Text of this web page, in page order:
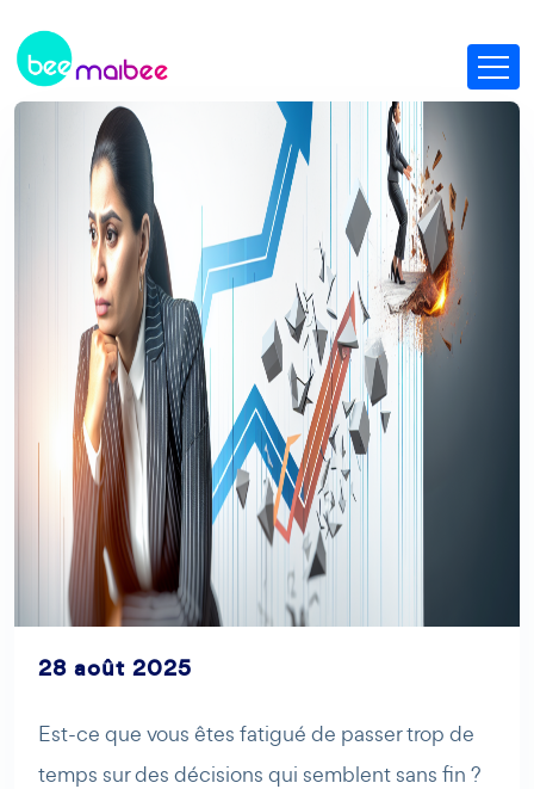
28 août 2025
Est-ce que vous êtes fatigué de passer trop de
temps sur des décisions qui semblent sans fin ?
Maibee AI Agent